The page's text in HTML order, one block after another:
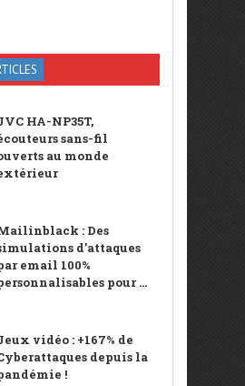
HA-NP35T,
sans-fil
au monde
: Des
d’attaques
email 100%
pour ...
vidéo : +167% de
depuis la
!